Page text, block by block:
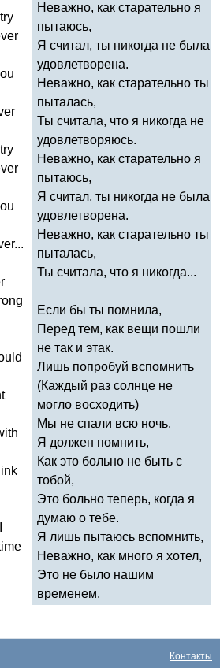
try
try
...
Неважно, как старательно я
пытаюсь,
Я считал, ты никогда не была
удовлетворена.
Неважно, как старательно ты
пыталась,
Ты считала, что я никогда не
удовлетворяюсь.
Неважно, как старательно я
пытаюсь,
Я считал, ты никогда не была
удовлетворена.
Неважно, как старательно ты
пыталась,
Ты считала, что я никогда...
Если бы ты помнила,
Перед тем, как вещи пошли
не так и этак.
Лишь попробуй вспомнить
(Каждый раз солнце не
могло восходить)
Мы не спали всю ночь.
Я должен помнить,
Как это больно не быть с
тобой,
Это больно теперь, когда я
думаю о тебе.
Я лишь пытаюсь вспомнить,
Неважно, как много я хотел,
Это не было нашим
временем.
Контакты